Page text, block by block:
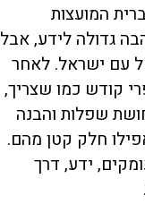
המועצות
גדולה לידע, אבל
עם ישראל. לאחר
קודש כמו שצריך,
שפלות והבנה
חלק קטן מהם.
ידע, דרך